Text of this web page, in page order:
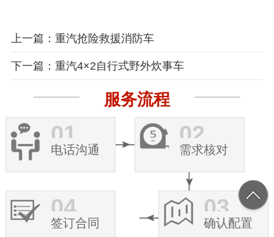
上一篇：重汽抢险救援消防车
下一篇：重汽4×2自行式野外炊事车
服务流程
01
电话沟通
02
需求核对
03
确认配置
04
签订合同